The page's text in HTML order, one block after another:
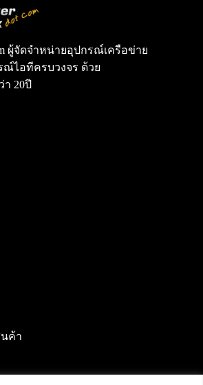
ผู้จัดจำหน่ายอุปกรณ์เครือข่าย
ไอทีครบวงจร ด้วย
20ปี
ค้า